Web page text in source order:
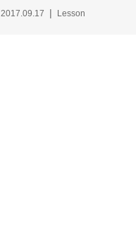
2017.09.17 Lesson